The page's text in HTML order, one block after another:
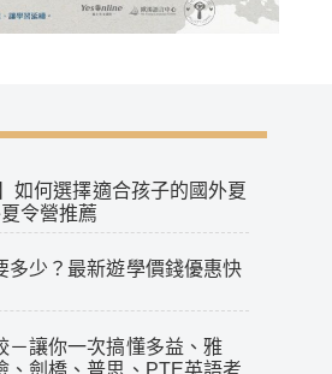
如何選擇適合孩子的國外夏
令營推薦
多少？最新遊學價錢優惠快
－讓你一次搞懂多益、雅
、劍橋、普思、PTE英語考